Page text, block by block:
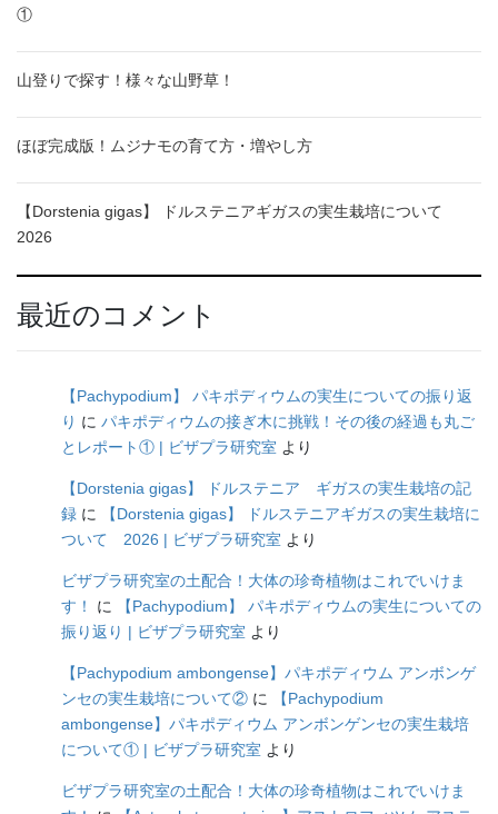
①
山登りで探す！様々な山野草！
ほぼ完成版！ムジナモの育て方・増やし方
【Dorstenia gigas】 ドルステニアギガスの実生栽培について
2026
最近のコメント
【Pachypodium】 パキポディウムの実生についての振り返
り に パキポディウムの接ぎ木に挑戦！その後の経過も丸ご
とレポート① | ビザプラ研究室 より
【Dorstenia gigas】 ドルステニア ギガスの実生栽培の記
録 に
【Dorstenia gigas】 ドルステニアギガスの実生栽培に
ついて 2026 | ビザプラ研究室 より
ビザプラ研究室の土配合！大体の珍奇植物はこれでいけま
す！
に
【Pachypodium】 パキポディウムの実生についての
振り返り | ビザプラ研究室 より
【Pachypodium ambongense】パキポディウム アンボンゲ
ンセの実生栽培について② に
【Pachypodium
ambongense】パキポディウム アンボンゲンセの実生栽培
について① | ビザプラ研究室 より
ビザプラ研究室の土配合！大体の珍奇植物はこれでいけま